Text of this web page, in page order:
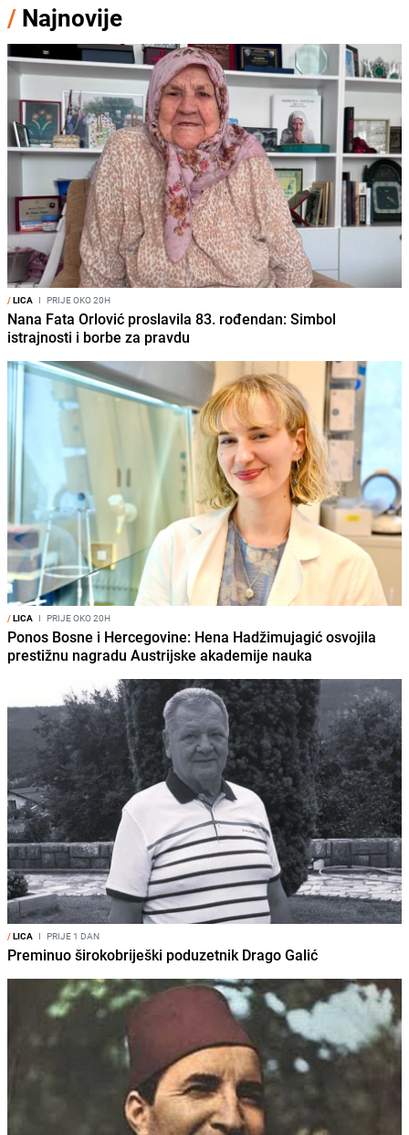
/ Najnovije
/LICA I PRIJE OKO 20H
Nana Fata Orlović proslavila 83. rođendan: Simbol
istrajnosti i borbe za pravdu
/LICA I PRIJE OKO 20H
Ponos Bosne i Hercegovine: Hena Hadžimujagić osvojila
prestižnu nagradu Austrijske akademije nauka
/LICA I PRIJE 1 DAN
Preminuo širokobriješki poduzetnik Drago Galić